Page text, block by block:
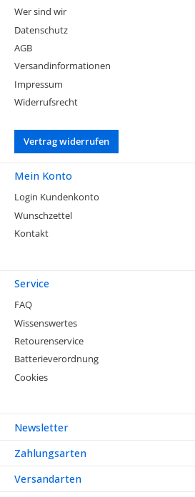
Wer sind wir
Datenschutz
AGB
Versandinformationen
Impressum
Widerrufsrecht
Vertrag widerrufen
Mein Konto
Login Kundenkonto
Wunschzettel
Kontakt
Service
FAQ
Wissenswertes
Retourenservice
Batterieverordnung
Cookies
Newsletter
Zahlungsarten
Versandarten